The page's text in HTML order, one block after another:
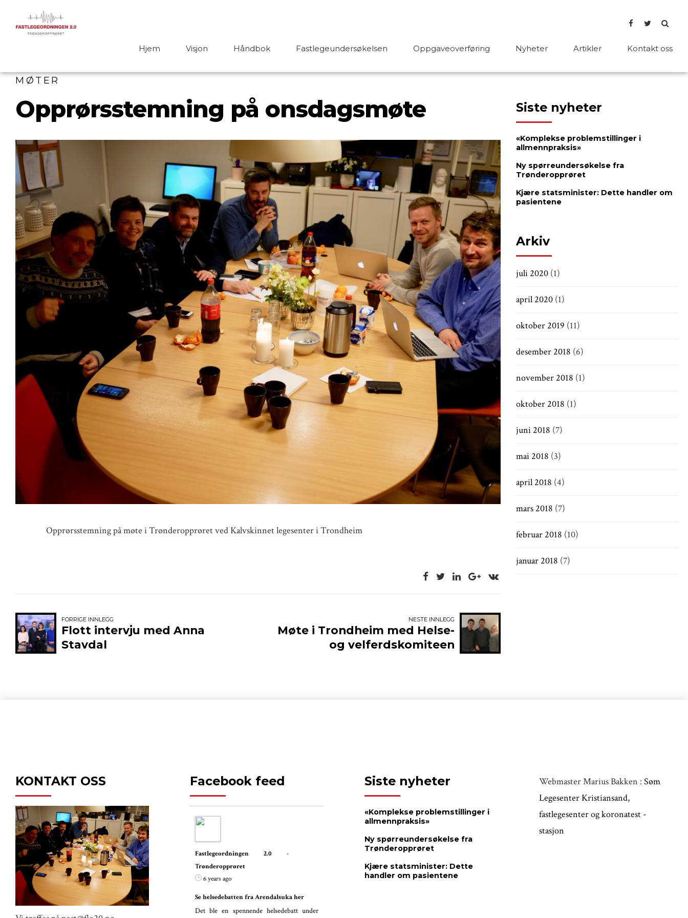
Hjem Visjon Håndbok Fastlegeundersøkelsen Oppgaveoverføring Nyheter Artikler Kontakt oss
MØTER
Opprørsstemning på onsdagsmøte
Opprørsstemning på møte i Trønderopprøret ved Kalvskinnet legesenter i Trondheim
FORRIGE INNLEGG
Flott intervju med Anna
Stavdal
NESTE INNLEGG
Møte i Trondheim med Helse-
og velferdskomiteen
Siste nyheter
«Komplekse problemstillinger i
allmennpraksis»
Ny spørreundersøkelse fra
Trønderopprøret
Kjære statsminister: Dette handler om
pasientene
Arkiv
juli 2020 (1)
april 2020 (1)
oktober 2019 (11)
desember 2018 (6)
november 2018 (1)
oktober 2018 (1)
juni 2018 (7)
mai 2018 (3)
april 2018 (4)
mars 2018 (7)
februar 2018 (10)
januar 2018 (7)
KONTAKT OSS Facebook feed
Fastlegeordningen 2.0 -
Trønderopprøret
6 years ago
Se helsedebatten fra Arendalsuka her
Det ble en spennende helsedebatt under
Siste nyheter
«Komplekse problemstillinger i
allmennpraksis»
Ny spørreundersøkelse fra
Trønderopprøret
Kjære statsminister: Dette
handler om pasientene
Webmaster Marius Bakken : Søm
Legesenter Kristiansand,
fastlegesenter og koronatest -
stasjon